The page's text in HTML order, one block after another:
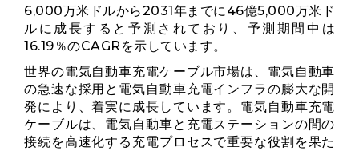
6,000万米ドルから2031年までに46億5,000万米ド
ルに成長すると予測されており、予測期間中は
16.19％のCAGRを示しています。
世界の電気自動車充電ケーブル市場は、電気自動車
の急速な採用と電気自動車充電インフラの膨大な開
発により、着実に成長しています。電気自動車充電
ケーブルは、電気自動車と充電ステーションの間の
接続を高速化する充電プロセスで重要な役割を果た